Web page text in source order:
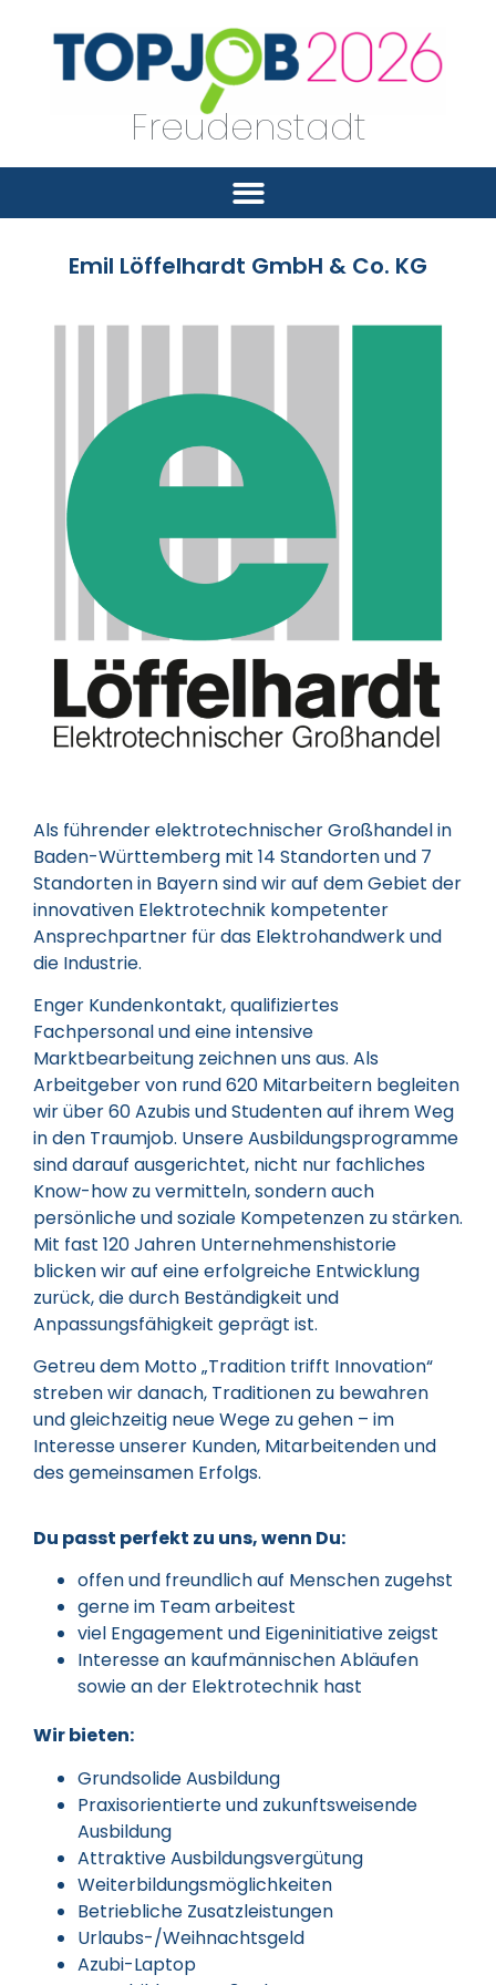
Freudenstadt
Emil Löffelhardt GmbH & Co. KG
Als führender elektrotechnischer Großhandel in
Baden-Württemberg mit 14 Standorten und 7
Standorten in Bayern sind wir auf dem Gebiet der
innovativen Elektrotechnik kompetenter
Ansprechpartner für das Elektrohandwerk und
die Industrie.
Enger Kundenkontakt, qualifiziertes
Fachpersonal und eine intensive
Marktbearbeitung zeichnen uns aus. Als
Arbeitgeber von rund 620 Mitarbeitern begleiten
wir über 60 Azubis und Studenten auf ihrem Weg
in den Traumjob. Unsere Ausbildungsprogramme
sind darauf ausgerichtet, nicht nur fachliches
Know-how zu vermitteln, sondern auch
persönliche und soziale Kompetenzen zu stärken.
Mit fast 120 Jahren Unternehmenshistorie
blicken wir auf eine erfolgreiche Entwicklung
zurück, die durch Beständigkeit und
Anpassungsfähigkeit geprägt ist.
Getreu dem Motto „Tradition trifft Innovation“
streben wir danach, Traditionen zu bewahren
und gleichzeitig neue Wege zu gehen – im
Interesse unserer Kunden, Mitarbeitenden und
des gemeinsamen Erfolgs.
Du passt perfekt zu uns, wenn Du:
offen und freundlich auf Menschen zugehst
gerne im Team arbeitest
viel Engagement und Eigeninitiative zeigst
Interesse an kaufmännischen Abläufen
sowie an der Elektrotechnik hast
Wir bieten:
Grundsolide Ausbildung
Praxisorientierte und zukunftsweisende
Ausbildung
Attraktive Ausbildungsvergütung
Weiterbildungsmöglichkeiten
Betriebliche Zusatzleistungen
Urlaubs-/Weihnachtsgeld
Azubi-Laptop